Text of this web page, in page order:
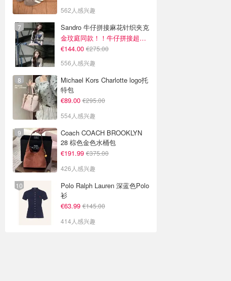
562人感兴趣
Sandro 牛仔拼接麻花针织夹克
金玟庭同款！！牛仔拼接超有层次感
€144.00 €275.00
556人感兴趣
Michael Kors Charlotte logo托
特包
€89.00 €295.00
554人感兴趣
Coach COACH BROOKLYN
28 棕色金色水桶包
€191.99 €375.00
426人感兴趣
Polo Ralph Lauren 深蓝色Polo
衫
€63.99 €145.00
414人感兴趣